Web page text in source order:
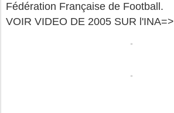
Fédération Française de Football.
VOIR VIDEO DE 2005 SUR l'INA=>